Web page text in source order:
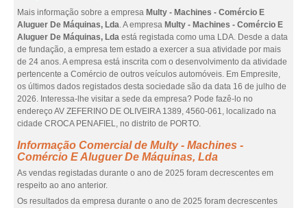
Mais informação sobre a empresa Multy - Machines - Comércio E
Aluguer De Máquinas, Lda. A empresa Multy - Machines - Comércio E
Aluguer De Máquinas, Lda está registada como uma LDA. Desde a data
de fundação, a empresa tem estado a exercer a sua atividade por mais
de 24 anos. A empresa está inscrita com o desenvolvimento da atividade
pertencente a Comércio de outros veículos automóveis. Em Empresite,
os últimos dados registados desta sociedade são da data 16 de julho de
2026. Interessa-lhe visitar a sede da empresa? Pode fazê-lo no
endereço AV ZEFERINO DE OLIVEIRA 1389, 4560-061, localizado na
cidade CROCA PENAFIEL, no distrito de PORTO.
Informação Comercial de Multy - Machines -
Comércio E Aluguer De Máquinas, Lda
As vendas registadas durante o ano de 2025 foram decrescentes em
respeito ao ano anterior.
Os resultados da empresa durante o ano de 2025 foram decrescentes